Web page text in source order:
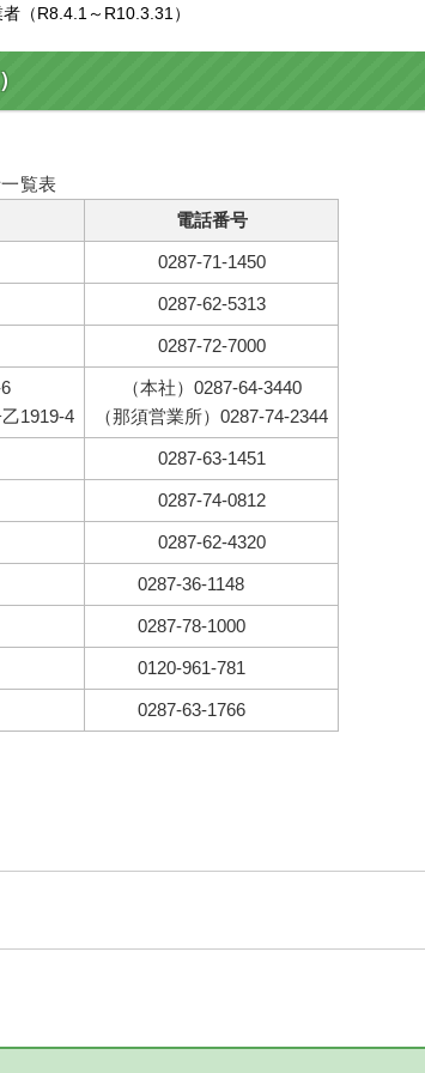
（R8.4.1～R10.3.31）
覧表
電話番号
0287-71-1450
0287-62-5313
0287-72-7000
1919-4
（本社）0287-64-3440
（那須営業所）0287-74-2344
0287-63-1451
0287-74-0812
0287-62-4320
0287-36-1148
0287-78-1000
0120-961-781
0287-63-1766